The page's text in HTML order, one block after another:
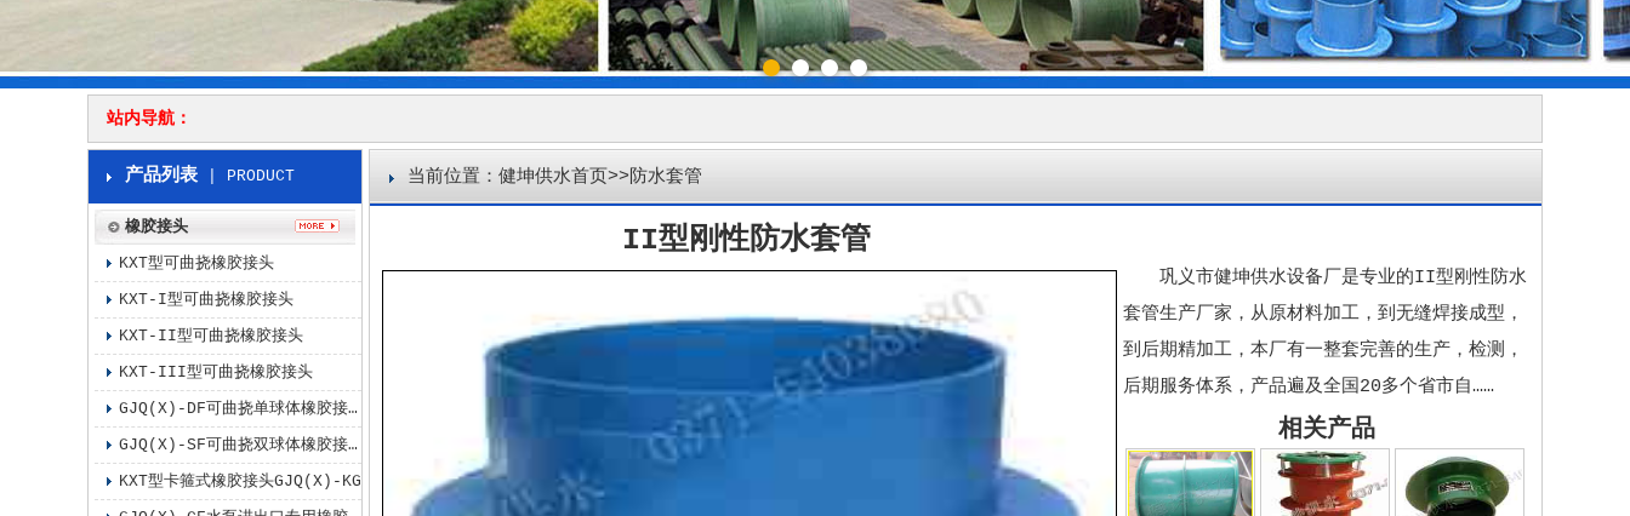
站内导航：
当前位置： 健坤供水首页>>防水套管
II型刚性防水套管
巩义市健坤供水设备厂是专业的II型刚性防水
套管生产厂家，从原材料加工，到无缝焊接成型，
到后期精加工，本厂有一整套完善的生产，检测，
后期服务体系，产品遍及全国20多个省市自……
相关产品
产品列表 | PRODUCT
橡胶接头
KXT型可曲挠橡胶接头
KXT-I型可曲挠橡胶接头
KXT-II型可曲挠橡胶接头
KXT-III型可曲挠橡胶接头
GJQ(X)-DF可曲挠单球体橡胶接头
GJQ(X)-SF可曲挠双球体橡胶接头
KXT型卡箍式橡胶接头GJQ(X)-KG